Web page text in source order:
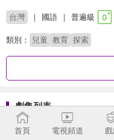
台灣 國語 普遍級
類別： 兒童 教育 探索
劇集列表
46 - 52 1 - 45
首頁 電視頻道